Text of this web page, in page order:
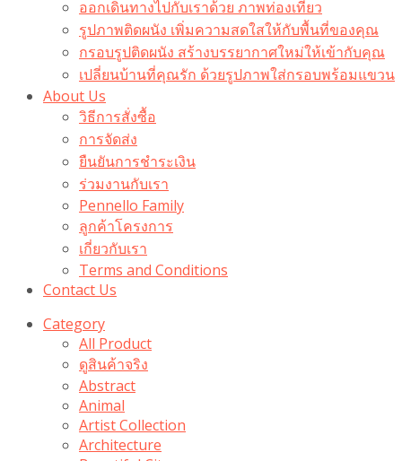
ออกเดินทางไปกับเราด้วย ภาพท่องเที่ยว
รูปภาพติดผนัง เพิ่มความสดใสให้กับพื้นที่ของคุณ
กรอบรูปติดผนัง สร้างบรรยากาศใหม่ให้เข้ากับคุณ
เปลี่ยนบ้านที่คุณรัก ด้วยรูปภาพใส่กรอบพร้อมแขวน​
About Us
วิธีการสั่งซื้อ
การจัดส่ง
ยืนยันการชำระเงิน
ร่วมงานกับเรา
Pennello Family
ลูกค้าโครงการ
เกี่ยวกับเรา
Terms and Conditions
Contact Us
Category
All Product
ดูสินค้าจริง
Abstract
Animal
Artist Collection
Architecture